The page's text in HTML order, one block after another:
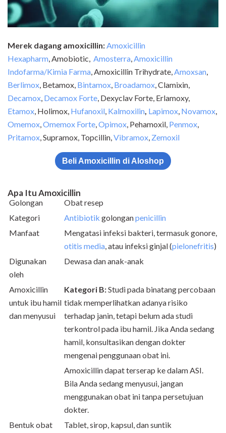
Merek dagang amoxicillin: Amoxicillin
Hexapharm Amobiotic, Amosterra Amoxicillin
Indofarma/Kimia Farma Amoxicillin Trihydrate, Amoxsan
Berlimox , Betamox, Bintamox Broadamox , Clamixin,
Decamox Decamox Forte , Dexyclav Forte, Erlamoxy,
Etamox , Holimox, Hufanoxil Kalmoxilin Lapimox Novamox
Omemox Omemox Forte Opimox , Pehamoxil, Penmox
Pritamox , Supramox, Topcillin, Vibramox Zemoxil
Beli Amoxicillin di Aloshop
Apa Itu Amoxicillin
Golongan
Obat resep
Kategori
Antibiotik golonganpenicillin
Manfaat
Mengatasi infeksi bakteri, termasuk gonore,
otitis media , atau infeksi ginjal (pielonefritis)
Digunakan
oleh
Dewasa dan anak-anak
Amoxicillin
untuk ibu hamil
dan menyusui
Kategori B:Studi pada binatang percobaan
tidak memperlihatkan adanya risiko
terhadap janin, tetapi belum ada studi
terkontrol pada ibu hamil. Jika Anda sedang
hamil, konsultasikan dengan dokter
mengenai penggunaan obat ini.
Amoxicillin dapat terserap ke dalam ASI.
Bila Anda sedang menyusui, jangan
menggunakan obat ini tanpa persetujuan
dokter.
Bentuk obat
Tablet, sirop, kapsul, dan suntik